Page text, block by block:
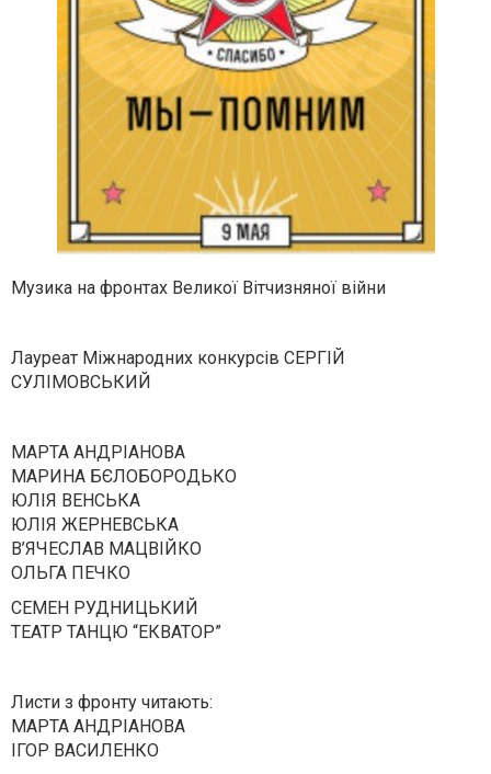
Музика на фронтах Великої Вітчизняної війни
Лауреат Міжнародних конкурсів СЕРГІЙ
СУЛІМОВСЬКИЙ
МАРТА АНДРІАНОВА
МАРИНА БЄЛОБОРОДЬКО
ЮЛІЯ ВЕНСЬКА
ЮЛІЯ ЖЕРНЕВСЬКА
В’ЯЧЕСЛАВ МАЦВІЙКО
ОЛЬГА ПЕЧКО
СЕМЕН РУДНИЦЬКИЙ
ТЕАТР ТАНЦЮ “ЕКВАТОР”
Листи з фронту читають:
МАРТА АНДРІАНОВА
ІГОР ВАСИЛЕНКО